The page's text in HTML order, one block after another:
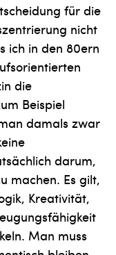
für die
nicht
ich in den 80ern
die
Beispiel
damals zwar
darum,
machen. Es gilt,
Kreativität,
Man muss